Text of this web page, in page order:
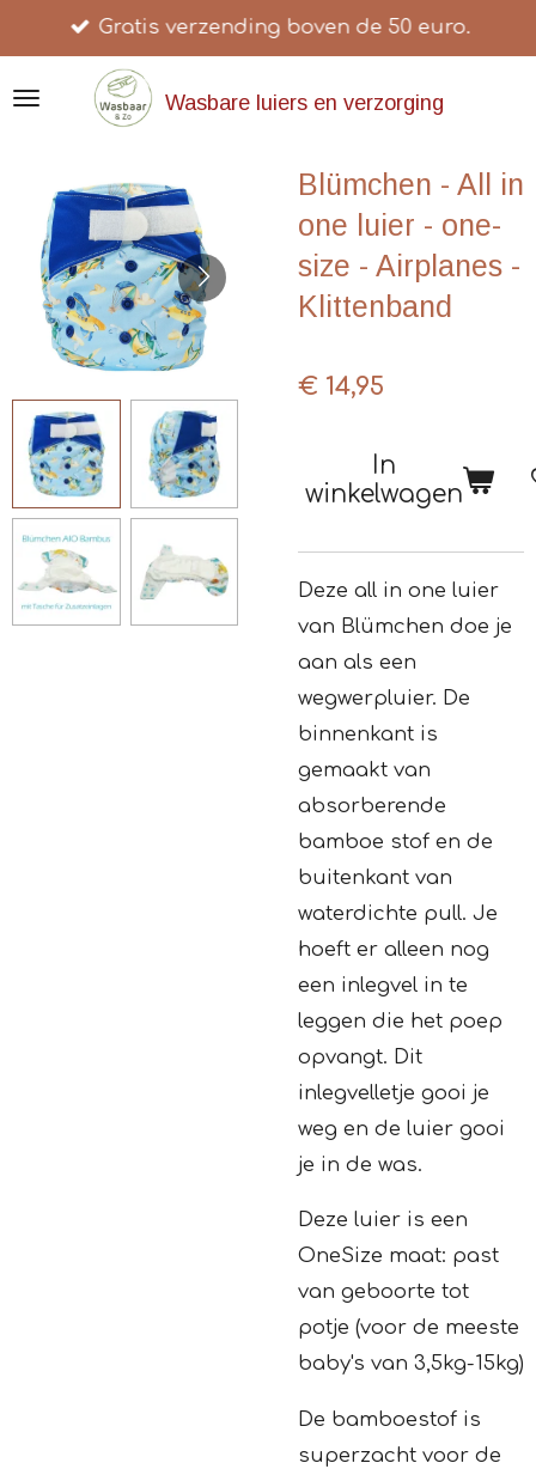
direct
naar
Wasbare luiers en verzorging
Gratis verzending boven de 50 euro.
Blümchen - All in
one luier - one-
size - Airplanes -
Klittenband
€ 14,95
In
winkelwagen
Deze all in one luier
van Blümchen doe je
aan als een
wegwerpluier. De
binnenkant is
gemaakt van
absorberende
bamboe stof en de
buitenkant van
waterdichte pull. Je
hoeft er alleen nog
een inlegvel in te
leggen die het poep
opvangt. Dit
inlegvelletje gooi je
weg en de luier gooi
je in de was.
Deze luier is een
OneSize maat: past
van geboorte tot
potje (voor de meeste
baby's van 3,5kg-15kg)
De bamboestof is
superzacht voor de